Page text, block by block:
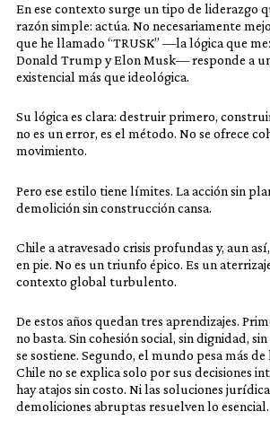
En ese contexto surge un tipo de liderazgo
razón simple: actúa. No necesariamente
que he llamado “TRUSK” —la lógica que
Donald Trump y Elon Musk— responde a
existencial más que ideológica.
Su lógica es clara: destruir primero,
no es un error, es el método. No se ofrece
movimiento.
Pero ese estilo tiene límites. La acción sin
demolición sin construcción cansa.
Chile a atravesado crisis profundas y, aun
en pie. No es un triunfo épico. Es un
contexto global turbulento.
De estos años quedan tres aprendizajes.
no basta. Sin cohesión social, sin dignidad,
se sostiene. Segundo, el mundo pesa más
Chile no se explica solo por sus decisiones
hay atajos sin costo. Ni las soluciones
demoliciones abruptas resuelven lo esencial.